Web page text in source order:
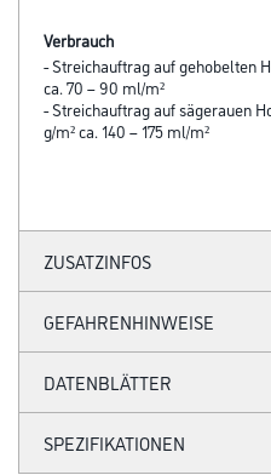
Verbrauch
- Streichauftrag auf gehobelten
ca. 70 – 90 ml/m²
- Streichauftrag auf sägerauen
g/m² ca. 140 – 175 ml/m²
ZUSATZINFOS
GEFAHRENHINWEISE
DATENBLÄTTER
SPEZIFIKATIONEN